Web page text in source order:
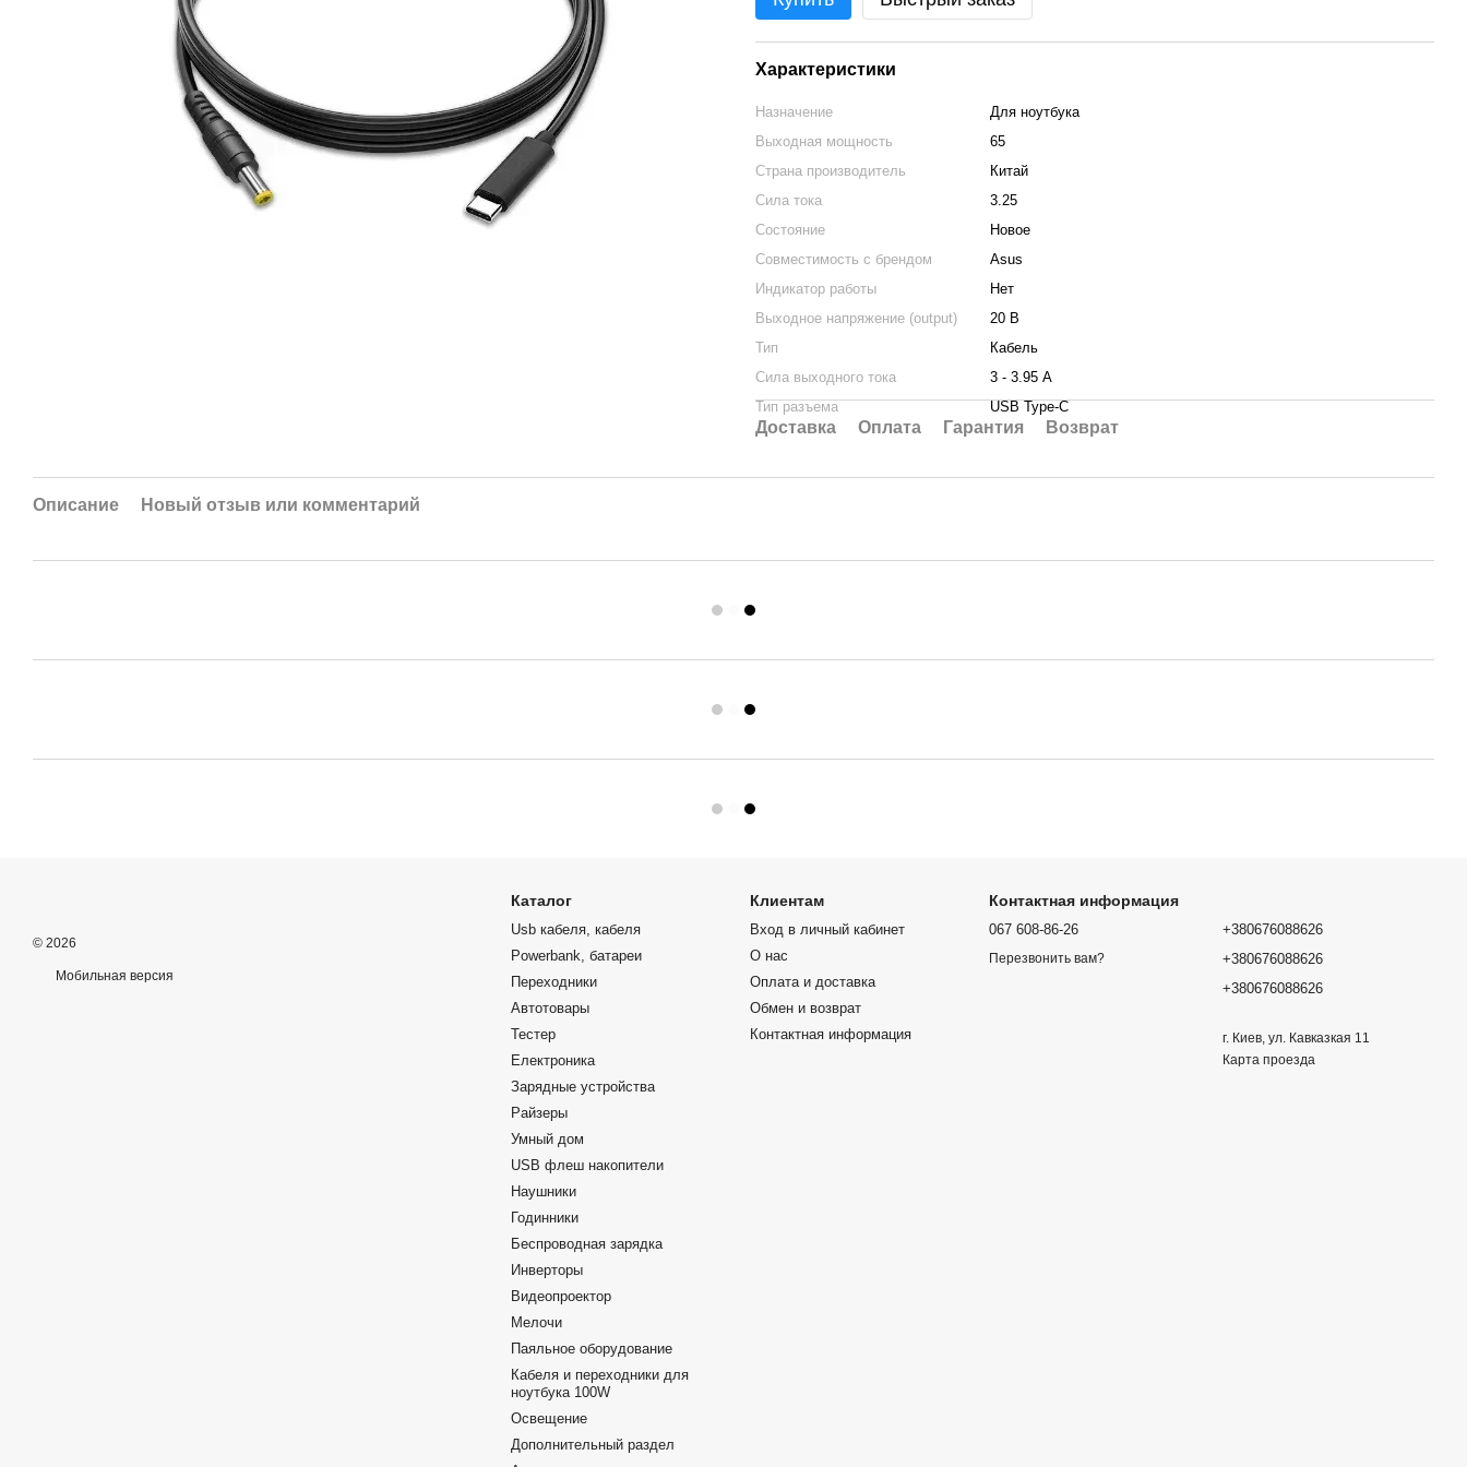
Характеристики
Назначение
Для ноутбука
Выходная мощность
65
Страна производитель
Китай
Сила тока
3.25
Состояние
Новое
Совместимость с брендом
Asus
Индикатор работы
Нет
Выходное напряжение (output)
20 В
Тип
Кабель
Сила выходного тока
3 - 3.95 А
Тип разъема
USB Type-C
Доставка Оплата Гарантия Возврат
Описание Новый отзыв или комментарий
© 2026
Мобильная версия
Каталог
Usb кабеля, кабеля
Powerbank, батареи
Переходники
Автотовары
Тестер
Електроника
Зарядные устройства
Райзеры
Умный дом
USB флеш накопители
Наушники
Годинники
Беспроводная зарядка
Инверторы
Видеопроектор
Мелочи
Паяльное оборудование
Кабеля и переходники для
ноутбука 100W
Освещение
Дополнительный раздел
Клиентам
Вход в личный кабинет
О нас
Оплата и доставка
Обмен и возврат
Контактная информация
Контактная информация
067 608-86-26
Перезвонить вам?
+380676088626
+380676088626
+380676088626
г. Киев, ул. Кавказкая 11
Карта проезда